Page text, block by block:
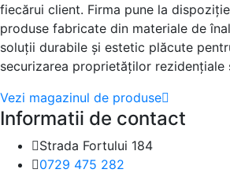
fiecărui client. Firma pune la
produse fabricate din materiale de
soluții durabile și estetic plăcute
securizarea proprietăților rezidențiale
Vezi magazinul de produse
Informatii de contact
Strada Fortului 184
0729 475 282